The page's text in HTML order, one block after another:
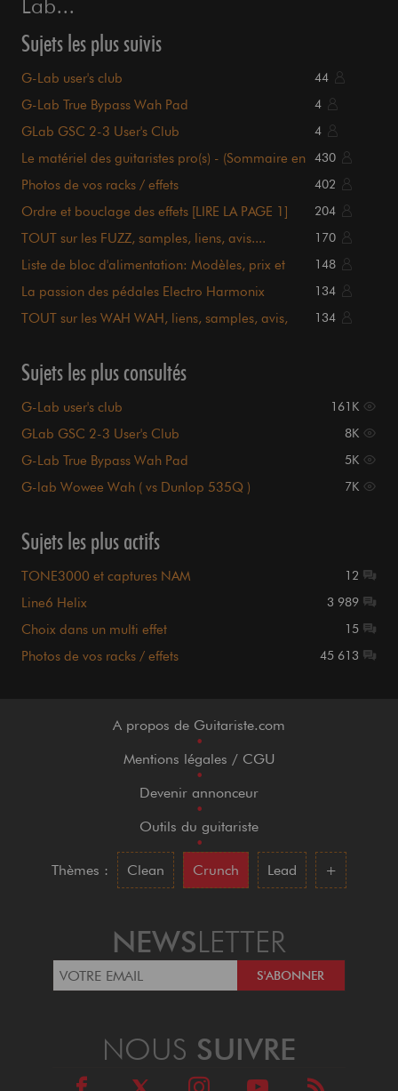
Sujets les plus suivis
G-Lab user's club 44
G-Lab True Bypass Wah Pad 4
GLab GSC 2-3 User's Club 4
Le matériel des guitaristes pro(s) - (Sommaire en
430
Photos de vos racks / effets 402
Ordre et bouclage des effets [LIRE LA PAGE 1] 204
TOUT sur les FUZZ, samples, liens, avis....
170
Liste de bloc d'alimentation: Modèles, prix et
148
La passion des pédales Electro Harmonix 134
TOUT sur les WAH WAH, liens, samples, avis,
134
Sujets les plus consultés
G-Lab user's club 161K
GLab GSC 2-3 User's Club 8K
G-Lab True Bypass Wah Pad 5K
G-lab Wowee Wah ( vs Dunlop 535Q ) 7K
Sujets les plus actifs
TONE3000 et captures NAM 12
Line6 Helix 3 989
Choix dans un multi effet 15
Photos de vos racks / effets 45 613
A propos de Guitariste.com
•
Mentions légales / CGU
•
Devenir annonceur
•
Outils du guitariste
•
Thèmes :
Clean Crunch Lead +
NEWSLETTER
NOUS SUIVRE